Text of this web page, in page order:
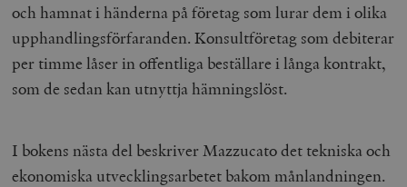
och hamnat i händerna på företag som lurar dem i olika
upphandlingsförfaranden. Konsultföretag som debiterar
per timme låser in offentliga beställare i långa kontrakt,
som de sedan kan utnyttja hämningslöst.
I bokens nästa del beskriver Mazzucato det tekniska och
ekonomiska utvecklingsarbetet bakom månlandningen.